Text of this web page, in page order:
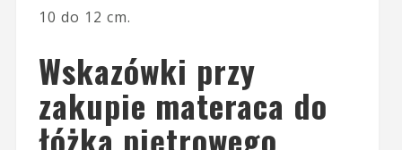
10 do 12 cm.
Wskazówki przy
zakupie materaca do
łóżka piętrowego